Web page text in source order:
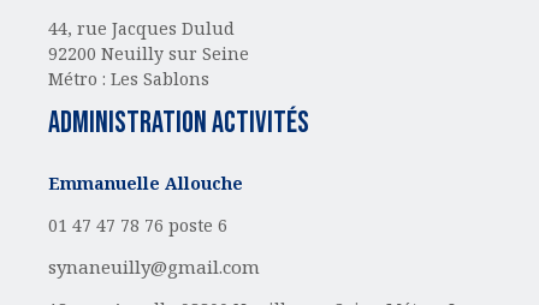
44, rue Jacques Dulud
92200 Neuilly sur Seine
Métro : Les Sablons
administration activités
Emmanuelle Allouche
01 47 47 78 76 poste 6
synaneuilly@gmail.com